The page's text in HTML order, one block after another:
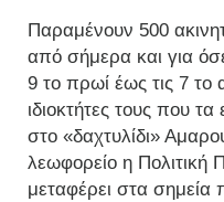
Παραμένουν 500
από σήμερα και για
9 το πρωί έως τις 7
ιδιοκτήτες τους που
στο «δαχτυλίδι»
λεωφορείο η Πολιτική
μεταφέρει στα σημεία